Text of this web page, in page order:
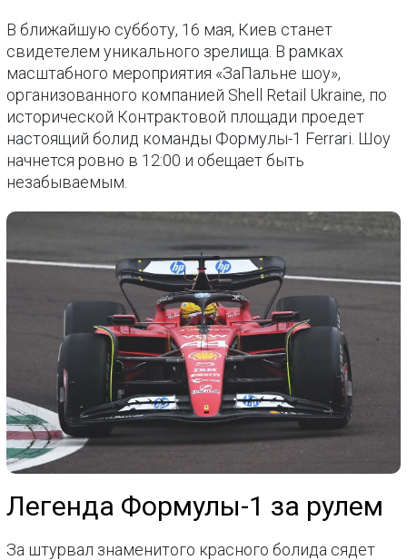
В ближайшую субботу, 16 мая, Киев станет
свидетелем уникального зрелища. В рамках
масштабного мероприятия «ЗаПальне шоу»,
организованного компанией Shell Retail Ukraine, по
исторической Контрактовой площади проедет
настоящий болид команды Формулы-1 Ferrari. Шоу
начнется ровно в 12:00 и обещает быть
незабываемым.
Легенда Формулы-1 за рулем
За штурвал знаменитого красного болида сядет